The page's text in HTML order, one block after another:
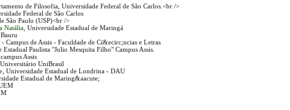
de Filosofia, Universidade Federal de São Carlos.<br />
Federal de São Carlos
São Paulo (USP)<br />
Natália , Universidade Estadual de Maringá
Bauru
- Campus de Assis - Faculdade de Ci&ecirc;ncias e Letras
Estadual Paulista "Julio Mesquita Filho" Campus Assis.
campus Assis
Universitário UniBrasil
, Universidade Estadual de Londrina - DAU
Estadual de Maring&aacute;
UEM